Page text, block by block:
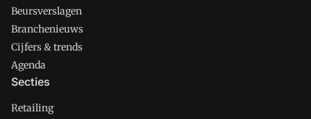
Beursverslagen
Branchenieuws
Cijfers & trends
Agenda
Secties
Retailing